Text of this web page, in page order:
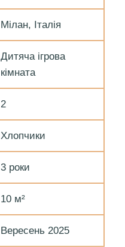
Мілан, Італія
Дитяча ігрова
кімната
2
Хлопчики
3 роки
10 м²
Вересень 2025